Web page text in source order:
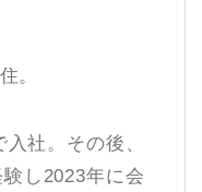
。
社。その後、
し2023年に会